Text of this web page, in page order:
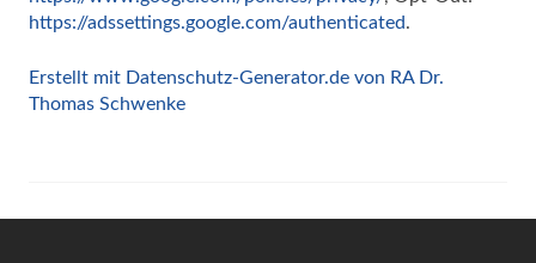
https://adssettings.google.com/authenticated.
Erstellt mit Datenschutz-Generator.de von RA Dr.
Thomas Schwenke